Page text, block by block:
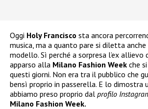
Oggi Holy Francisco sta ancora
musica, ma a quanto pare si diletta
modello. Sì perché a sorpresa l’ex allievo
apparso alla Milano Fashion Week che
questi giorni. Non era tra il pubblico che
bensì proprio in passerella. E lo dimostra
abbiamo preso proprio dal profilo
Milano Fashion Week.